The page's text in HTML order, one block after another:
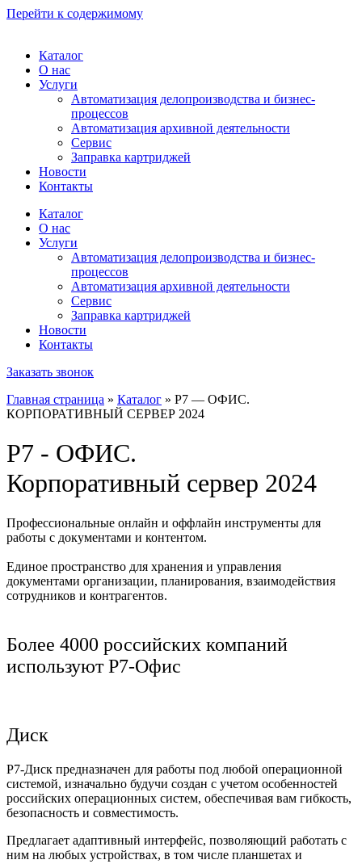
Перейти к содержимому
Каталог
О нас
Услуги
Автоматизация делопроизводства и бизнес-
процессов
Автоматизация архивной деятельности
Сервис
Заправка картриджей
Новости
Контакты
Каталог
О нас
Услуги
Автоматизация делопроизводства и бизнес-
процессов
Автоматизация архивной деятельности
Сервис
Заправка картриджей
Новости
Контакты
Заказать звонок
Главная страница » Каталог » Р7 — ОФИС.
КОРПОРАТИВНЫЙ СЕРВЕР 2024
P7 - ОФИС.
Корпоративный сервер 2024
Профессиональные онлайн и оффлайн инструменты для
работы с документами и контентом.
Единое пространство для хранения и управления
документами организации, планирования, взаимодействия
сотрудников и контрагентов.
Более 4000 российских компаний
используют Р7-Офис
Диск
Р7-Диск предназначен для работы под любой операционной
системой, изначально будучи создан с учетом особенностей
российских операционных систем, обеспечивая вам гибкость,
безопасность и совместимость.
Предлагает адаптивный интерфейс, позволяющий работать с
ним на любых устройствах, в том числе планшетах и